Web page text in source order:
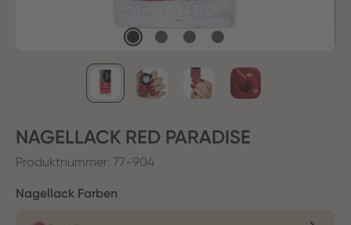
NAGELLACK RED PARADISE
Produktnummer: 77-904
Nagellack Farben